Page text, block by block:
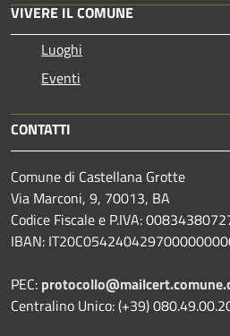
VIVERE IL COMUNE
Luoghi
Eventi
CONTATTI
Comune di Castellana Grotte
Via Marconi, 9, 70013, BA
Codice Fiscale e P.IVA:
IBAN:
PEC:
Centralino Unico: (+39)